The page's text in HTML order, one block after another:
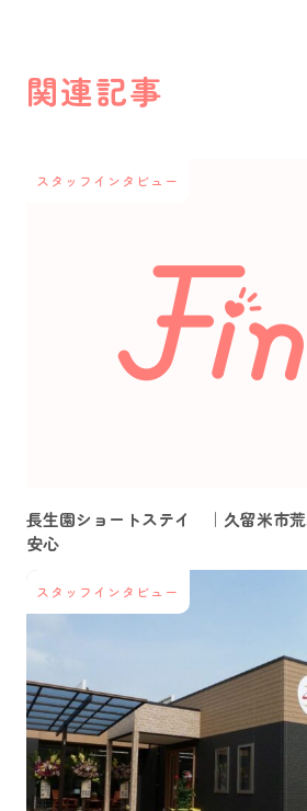
関連記事
スタッフインタビュー
長生園ショートステイ ｜久留米市荒
安心
スタッフインタビュー